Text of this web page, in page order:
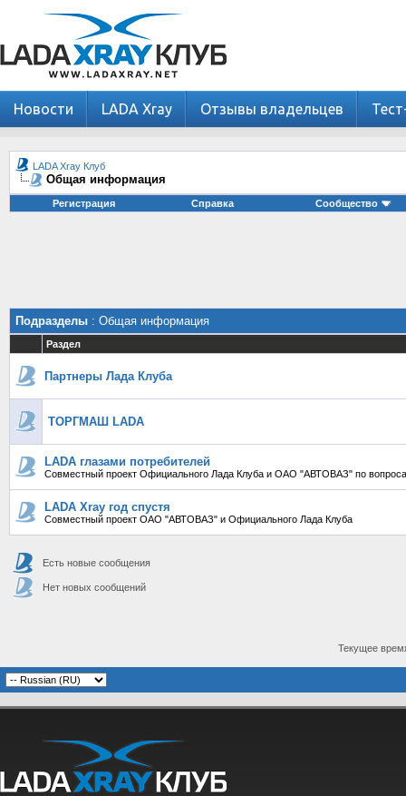
Новости LADA Xray Отзывы владельцев
LADA Xray Клуб
Общая информация
Регистрация Справка Сообщество
Подразделы : Общая информация
Раздел
Партнеры Лада Клуба
ТОРГМАШ LADA
LADA глазами потребителей
Совместный проект Официального Лада Клуба и ОАО "АВТОВАЗ" по
LADA Xray год спустя
Совместный проект ОАО "АВТОВАЗ" и Официального Лада Клуба
Есть новые сообщения
Нет новых сообщений
Текущее